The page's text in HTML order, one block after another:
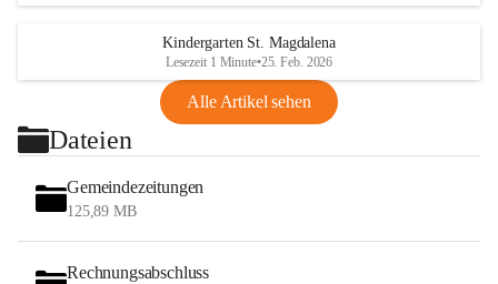
Kindergarten St. Magdalena
Lesezeit 1 Minute•25. Feb. 2026
Alle Artikel sehen
Dateien
Gemeindezeitungen
125,89 MB
Rechnungsabschluss